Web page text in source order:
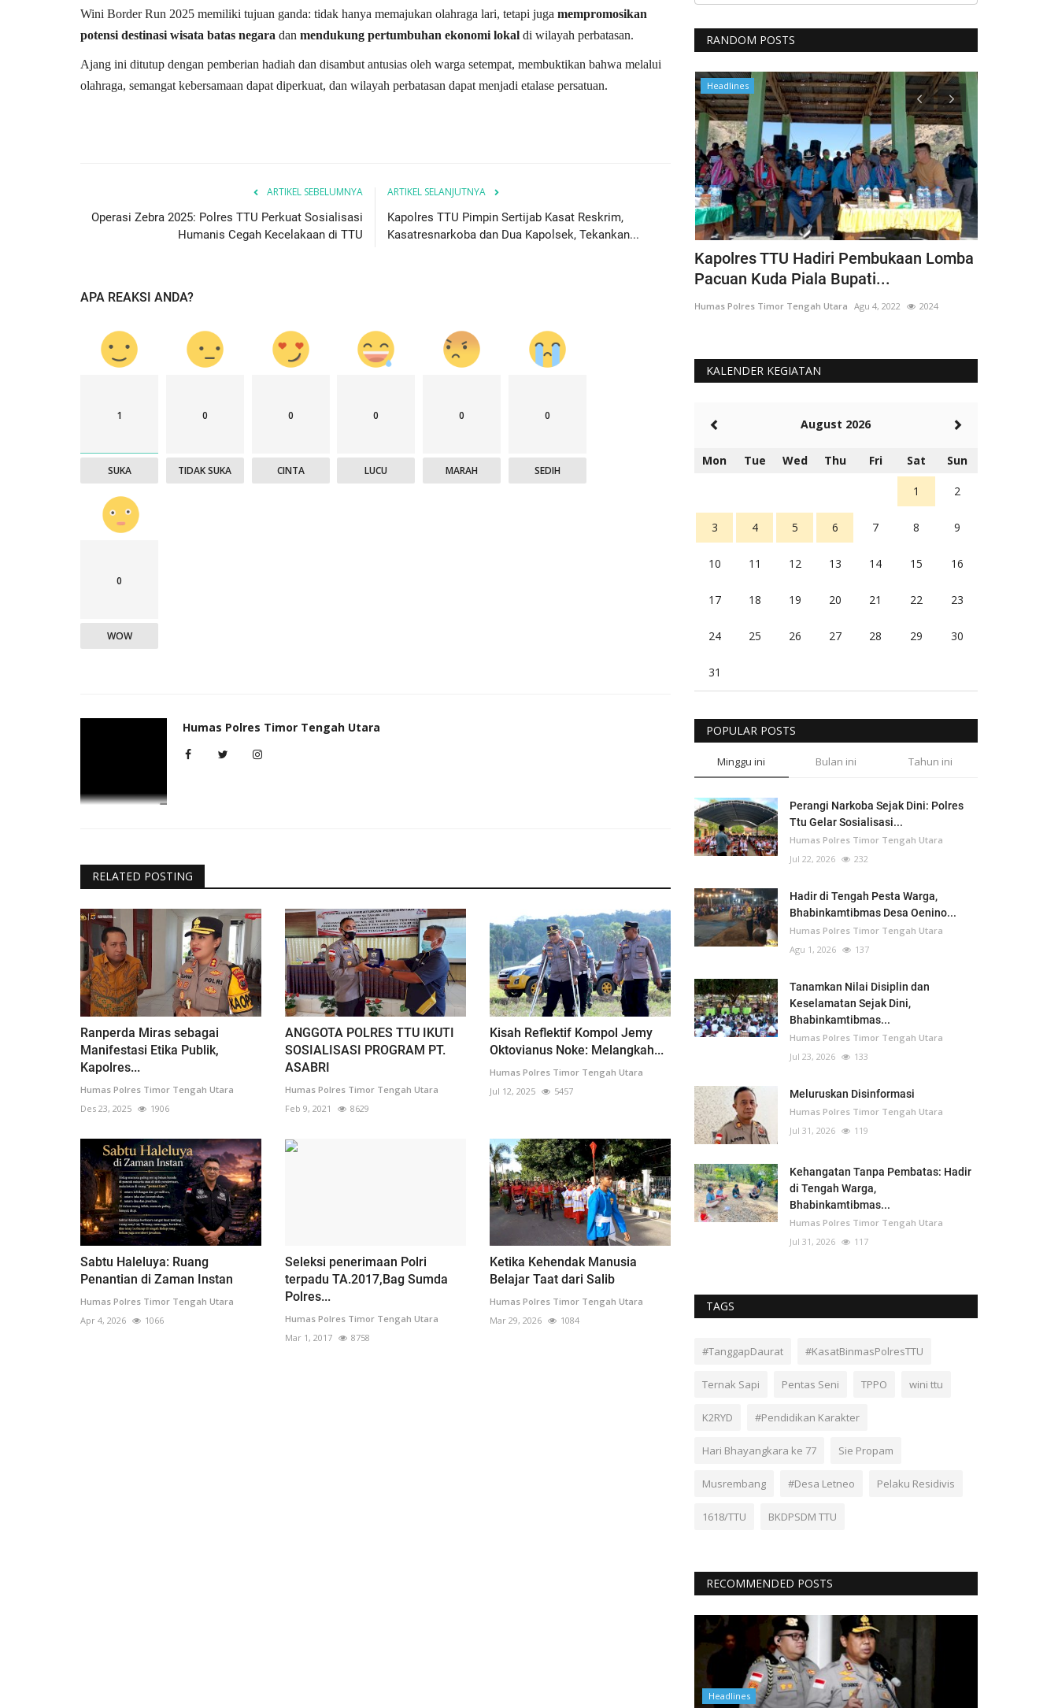
Wini Border Run 2025 memiliki tujuan ganda: tidak hanya memajukan olahraga lari, tetapi juga mempromosikan
potensi destinasi wisata batas negara dan mendukung pertumbuhan ekonomi lokal di wilayah perbatasan.
Ajang ini ditutup dengan pemberian hadiah dan disambut antusias oleh warga setempat, membuktikan bahwa melalui
olahraga, semangat kebersamaan dapat diperkuat, dan wilayah perbatasan dapat menjadi etalase persatuan.
ARTIKEL SEBELUMNYA
Operasi Zebra 2025: Polres TTU Perkuat Sosialisasi
Humanis Cegah Kecelakaan di TTU
ARTIKEL SELANJUTNYA
Kapolres TTU Pimpin Sertijab Kasat Reskrim,
Kasatresnarkoba dan Dua Kapolsek, Tekankan...
APA REAKSI ANDA?
1
SUKA
0
TIDAK SUKA
0
CINTA
0
LUCU
0
MARAH
0
SEDIH
0
WOW
Humas Polres Timor Tengah Utara
RELATED POSTING
Ranperda Miras sebagai
Manifestasi Etika Publik,
Kapolres...
Humas Polres Timor Tengah Utara
Des 23, 2025
1906
ANGGOTA POLRES TTU IKUTI
SOSIALISASI PROGRAM PT.
ASABRI
Humas Polres Timor Tengah Utara
Feb 9, 2021
8629
Kisah Reflektif Kompol Jemy
Oktovianus Noke: Melangkah...
Humas Polres Timor Tengah Utara
Jul 12, 2025
5457
Sabtu Haleluya: Ruang
Penantian di Zaman Instan
Humas Polres Timor Tengah Utara
Apr 4, 2026
1066
Seleksi penerimaan Polri
terpadu TA.2017,Bag Sumda
Polres...
Humas Polres Timor Tengah Utara
Mar 1, 2017
8758
Ketika Kehendak Manusia
Belajar Taat dari Salib
Humas Polres Timor Tengah Utara
Mar 29, 2026
1084
RANDOM POSTS
Satwil Satwil Headlines
Kapolres TTU Hadiri Pembukaan Lomba
Pacuan Kuda Piala Bupati...
Humas Polres Timor Tengah Utara Agu 4, 2022 2024
KALENDER KEGIATAN
August 2026
Mon Tue Wed Thu Fri Sat Sun
1 2
3 4 5 6 7 8 9
10 11 12 13 14 15 16
17 18 19 20 21 22 23
24 25 26 27 28 29 30
31
POPULAR POSTS
Minggu ini Bulan ini Tahun ini
Perangi Narkoba Sejak Dini: Polres
Ttu Gelar Sosialisasi...
Humas Polres Timor Tengah Utara
Jul 22, 2026
232
Hadir di Tengah Pesta Warga,
Bhabinkamtibmas Desa Oenino...
Humas Polres Timor Tengah Utara
Agu 1, 2026
137
Tanamkan Nilai Disiplin dan
Keselamatan Sejak Dini,
Bhabinkamtibmas...
Humas Polres Timor Tengah Utara
Jul 23, 2026
133
Meluruskan Disinformasi
Humas Polres Timor Tengah Utara
Jul 31, 2026
119
Kehangatan Tanpa Pembatas: Hadir
di Tengah Warga,
Bhabinkamtibmas...
Humas Polres Timor Tengah Utara
Jul 31, 2026
117
TAGS
#TanggapDaurat #KasatBinmasPolresTTU
Ternak Sapi Pentas Seni TPPO wini ttu
K2RYD #Pendidikan Karakter
Hari Bhayangkara ke 77 Sie Propam
Musrembang #Desa Letneo Pelaku Residivis
1618/TTU BKDPSDM TTU
RECOMMENDED POSTS
Headlines